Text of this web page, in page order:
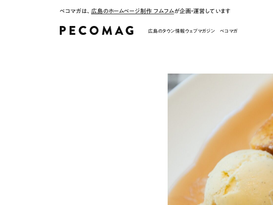
ペコマガは、 広島のホームページ制作 フムフムが企画・運営しています
広島のタウン情報ウェブマガジン ペコマガ